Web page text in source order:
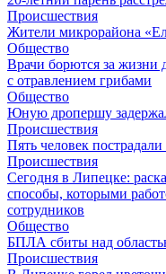
Происшествия
Жители микрорайона
Общество
Врачи борются за жизни
с отравлением грибами
Общество
Юную дропершу
Происшествия
Пять человек
Происшествия
Сегодня в Липецке:
способы, которыми
сотрудников
Общество
БПЛА сбиты над
Происшествия